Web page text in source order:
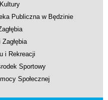
Publiczna w Będzinie
i Rekreacji
Sportowy
Społecznej